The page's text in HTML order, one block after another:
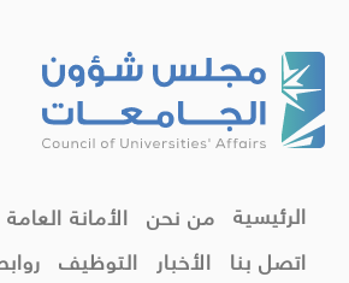
الرئيسية من نحن الأمانة
اتصل بنا الأخبار التوظيف